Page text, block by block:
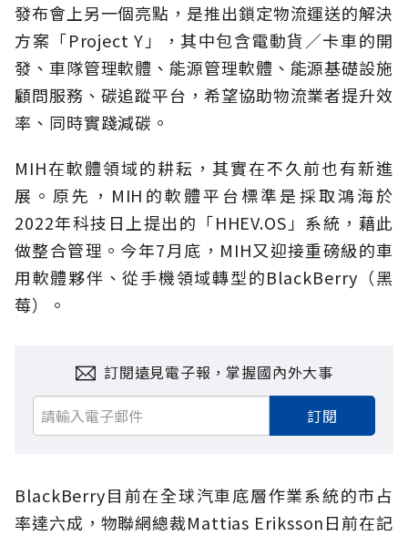
發布會上另一個亮點，是推出鎖定物流運送的解決
方案「Project Y」，其中包含電動貨／卡車的開
發、車隊管理軟體、能源管理軟體、能源基礎設施
顧問服務、碳追蹤平台，希望協助物流業者提升效
率、同時實踐減碳。
MIH在軟體領域的耕耘，其實在不久前也有新進
展。原先，MIH的軟體平台標準是採取鴻海於
2022年科技日上提出的「HHEV.OS」系統，藉此
做整合管理。今年7月底，MIH又迎接重磅級的車
用軟體夥伴、從手機領域轉型的BlackBerry（黑
莓）。
訂閱遠見電子報，掌握國內外大事
訂閱
BlackBerry目前在全球汽車底層作業系統的市占
率達六成，物聯網總裁Mattias Eriksson日前在記